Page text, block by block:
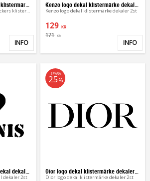
Wanted dekal 2st dekaler klistermärke
Wanted dekal 2st dekaler stickers klistermärke
Lägg till i favoriter
INFO
Kenzo logo dekal klistermärke dekaler 2st
Kenzo logo dekal klistermärke dekaler 2st
129 KR
171 KR
INFO
dekaler 2st Dior logo dekal klistermärke dekaler 2st
SPARA
25 %